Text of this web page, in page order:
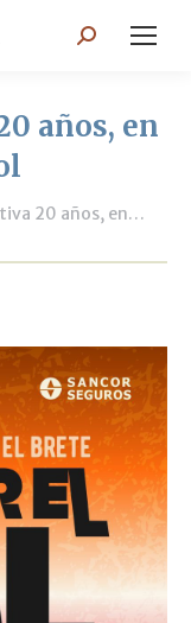
Search:
años, en
20 años, en…